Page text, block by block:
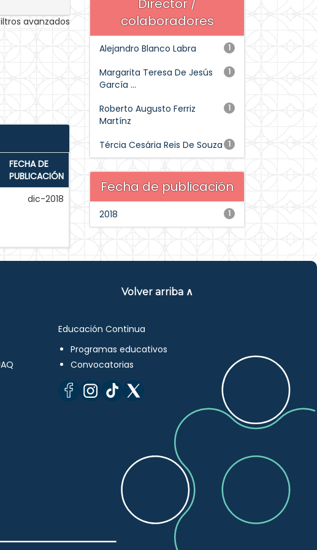
avanzados
FECHA DE
PUBLICACIÓN
dic-2018
Director /
colaboradores
1
Alejandro Blanco Labra
1
Margarita Teresa De Jesús
García ...
1
Roberto Augusto Ferriz
Martínz
1
Tércia Cesária Reis De Souza
Fecha de publicación
1
2018
Volver arriba ∧
Educación Continua
Programas educativos
Convocatorias